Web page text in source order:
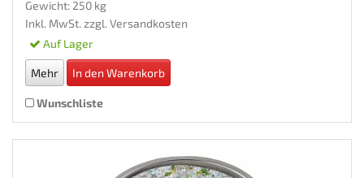
Gewicht: 250 kg
Inkl. MwSt. zzgl. Versandkosten
Auf Lager
Mehr In den Warenkorb
Wunschliste